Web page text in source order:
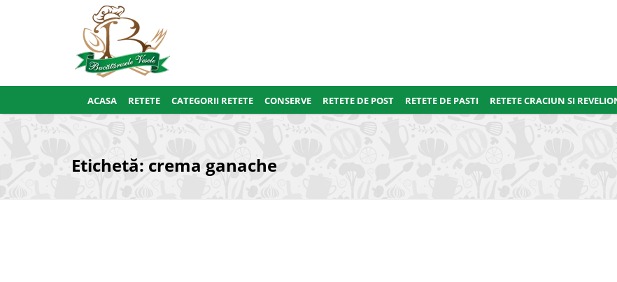
ACASA RETETE CATEGORII RETETE CONSERVE RETETE DE POST RETETE DE PASTI RETETE CRACIUN SI
Etichetă: crema ganache